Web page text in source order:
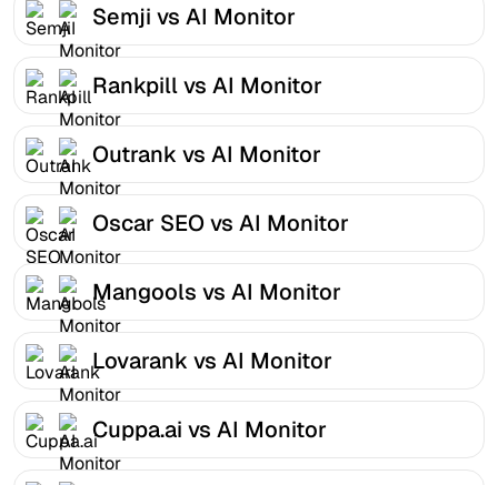
Semji vs AI Monitor
Rankpill vs AI Monitor
Outrank vs AI Monitor
Oscar SEO vs AI Monitor
Mangools vs AI Monitor
Lovarank vs AI Monitor
Cuppa.ai vs AI Monitor